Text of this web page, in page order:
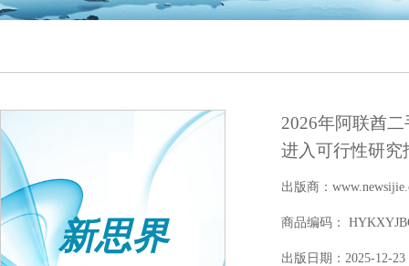
新思界
2026年阿联酋
进入可行性研究
出版商：
商品编码：
出版日期：2025-12-23